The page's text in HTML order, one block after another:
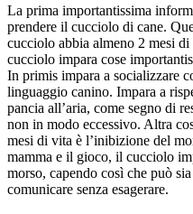
La prima importantissima
prendere il cucciolo di cane.
cucciolo abbia almeno 2 mesi
cucciolo impara cose
In primis impara a socializzare
linguaggio canino. Impara a
pancia all’aria, come segno di
non in modo eccessivo. Altra
mesi di vita è l’inibizione del
mamma e il gioco, il cucciolo
morso, capendo così che può
comunicare senza esagerare.